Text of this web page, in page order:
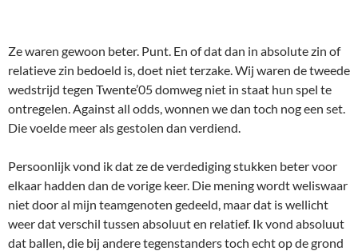
Ze waren gewoon beter. Punt. En of dat dan in absolute zin of
relatieve zin bedoeld is, doet niet terzake. Wij waren de tweede
wedstrijd tegen Twente’05 domweg niet in staat hun spel te
ontregelen. Against all odds, wonnen we dan toch nog een set.
Die voelde meer als gestolen dan verdiend.
Persoonlijk vond ik dat ze de verdediging stukken beter voor
elkaar hadden dan de vorige keer. Die mening wordt weliswaar
niet door al mijn teamgenoten gedeeld, maar dat is wellicht
weer dat verschil tussen absoluut en relatief. Ik vond absoluut
dat ballen, die bij andere tegenstanders toch echt op de grond